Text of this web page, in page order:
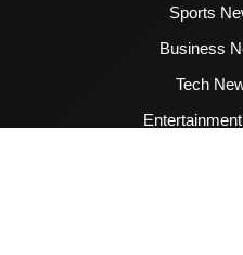
Sports
Business
Tech